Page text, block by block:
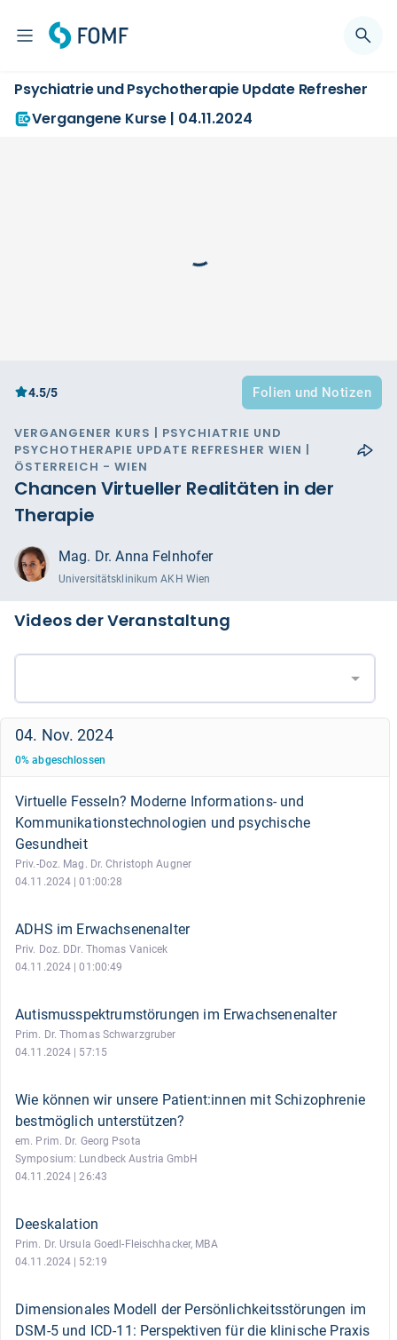
Psychiatrie und Psychotherapie Update Refresher
Vergangene Kurse | 04.11.2024
4.5/5 Folien und Notizen
VERGANGENER KURS | PSYCHIATRIE UND
PSYCHOTHERAPIE UPDATE REFRESHER WIEN |
ÖSTERREICH - WIEN
Chancen Virtueller Realitäten in der
Therapie
Mag. Dr. Anna Felnhofer
Universitätsklinikum AKH Wien
Videos der Veranstaltung
04. Nov. 2024
0% abgeschlossen
Virtuelle Fesseln? Moderne Informations- und
Kommunikationstechnologien und psychische
Gesundheit
Priv.-Doz. Mag. Dr. Christoph Augner
04.11.2024 | 01:00:28
ADHS im Erwachsenenalter
Priv. Doz. DDr. Thomas Vanicek
04.11.2024 | 01:00:49
Autismusspektrumstörungen im Erwachsenenalter
Prim. Dr. Thomas Schwarzgruber
04.11.2024 | 57:15
Wie können wir unsere Patient:innen mit Schizophrenie
bestmöglich unterstützen?
em. Prim. Dr. Georg Psota
Symposium: Lundbeck Austria GmbH
04.11.2024 | 26:43
Deeskalation
Prim. Dr. Ursula Goedl-Fleischhacker, MBA
04.11.2024 | 52:19
Dimensionales Modell der Persönlichkeitsstörungen im
DSM-5 und ICD-11: Perspektiven für die klinische Praxis